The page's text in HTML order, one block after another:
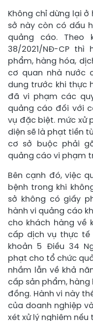
Không chỉ dừng lại
sở này còn có dấu
quảng cáo. Theo
38/2021/NĐ-CP
phẩm, hàng hóa,
cơ quan nhà nước
dung trước khi thực
đã vi phạm các
quảng cáo đối với
vụ đặc biệt. mức xử
diện sẽ là phạt tiền
cơ sở buộc phải
quảng cáo vi phạm
Bên cạnh đó, việc
bệnh trong khi
sở không có giấy
hành vi quảng cáo
cho khách hàng về
cấp dịch vụ thực tế
khoản 5 Điều 34
phạt cho tổ chức
nhầm lẫn về khả
cấp sản phẩm, hàng
đồng. Hành vi này
của doanh nghiệp
xét xử lý nghiêm